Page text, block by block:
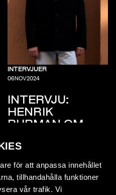
för att anpassa innehållet
tillhandahålla funktioner
vår trafik. Vi
INTERVJUER
06NOV2024
INTERVJU:
HENRIK
BURMAN OM